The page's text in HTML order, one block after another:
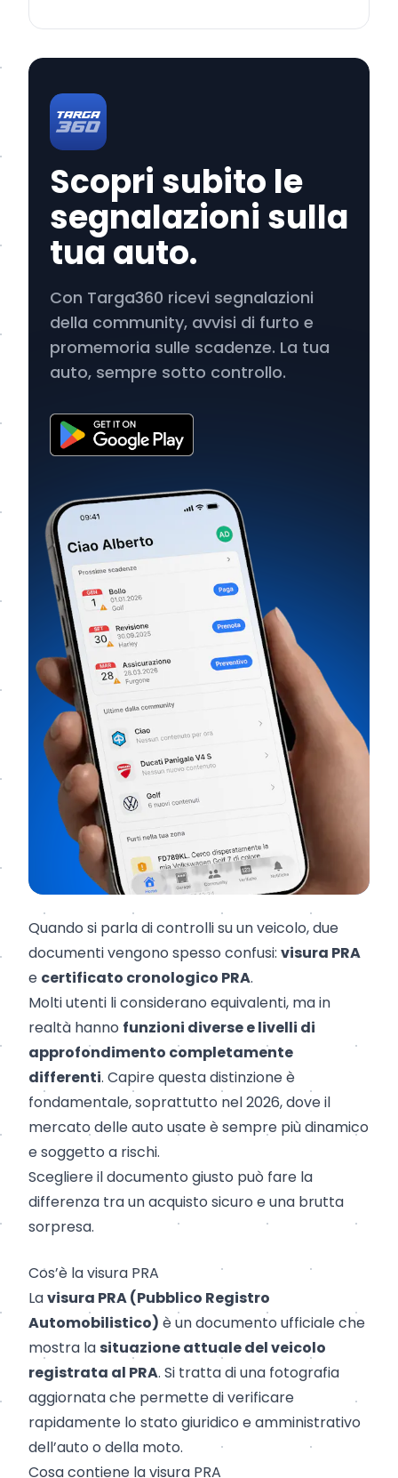
Scopri subito le
segnalazioni sulla
tua auto.
Con Targa360 ricevi segnalazioni
della community, avvisi di furto e
promemoria sulle scadenze. La tua
auto, sempre sotto controllo.
Quando si parla di controlli su un veicolo, due
documenti vengono spesso confusi: visura PRA
e certificato cronologico PRA.
Molti utenti li considerano equivalenti, ma in
realtà hanno funzioni diverse e livelli di
approfondimento completamente
differenti. Capire questa distinzione è
fondamentale, soprattutto nel 2026, dove il
mercato delle auto usate è sempre più dinamico
e soggetto a rischi.
Scegliere il documento giusto può fare la
differenza tra un acquisto sicuro e una brutta
sorpresa.
Cos’è la visura PRA
Lavisura PRA (Pubblico Registro
Automobilistico) è un documento ufficiale che
mostra la situazione attuale del veicolo
registrata al PRA. Si tratta di una fotografia
aggiornata che permette di verificare
rapidamente lo stato giuridico e amministrativo
dell’auto o della moto.
Cosa contiene la visura PRA